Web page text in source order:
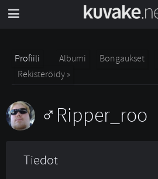
Profiili Albumi Bongaukset
Rekisteröidy »
Ripper_roo
Tiedot